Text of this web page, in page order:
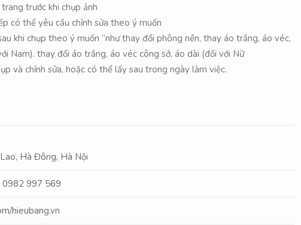
trước khi chụp ảnh
có thể yêu cầu chỉnh sửa theo ý muốn
khi chụp theo ý muốn “như thay đổi phông nền, thay áo trắng, áo véc,
Nam). thay đổi áo trắng, áo véc công sở, áo dài (đối với Nữ
và chỉnh sửa, hoặc có thể lấy sau trong ngày làm việc.
Hà Đông, Hà Nội
997 569
hieubang.vn